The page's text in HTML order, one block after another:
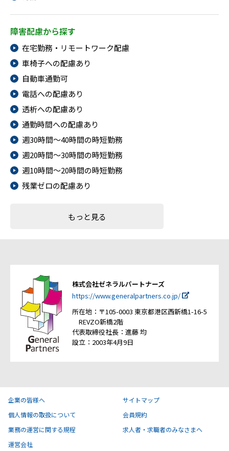
障害配慮から探す
在宅勤務・リモートワーク配慮
車椅子への配慮あり
自動車通勤可
電話への配慮あり
透析への配慮あり
通勤時間への配慮あり
週30時間～40時間の時短勤務
週20時間～30時間の時短勤務
週10時間～20時間の時短勤務
残業ゼロの配慮あり
もっと見る
株式会社ゼネラルパートナーズ
https://www.generalpartners.co.jp/
所在地：〒105-0003 東京都港区西新橋1-16-5
REVZO新橋2階
代表取締役社長：進藤 均
設立：2003年4月9日
企業の皆様へ
サイトマップ
個人情報の取扱について
会員規約
業務の運営に関する規程
求人者・求職者のみなさまへ
運営会社